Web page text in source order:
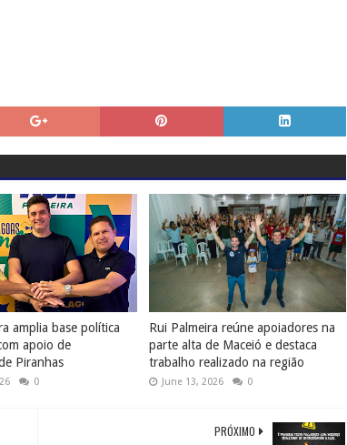
amplia base política
apoio de
Piranhas
0
Rui Palmeira reúne apoiadores na
parte alta de Maceió e destaca
trabalho realizado na região
June 13, 2026 0
PRÓXIMO